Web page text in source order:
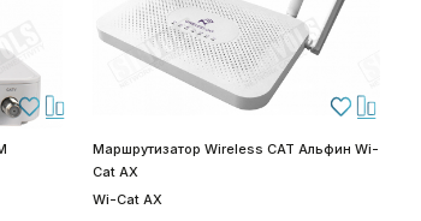
Маршрутизатор Wireless CAT Альфин Wi-
Cat AX
Wi-Cat AX